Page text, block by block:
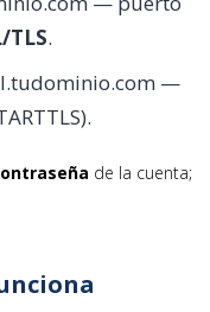
TLS.
—
de la cuenta;